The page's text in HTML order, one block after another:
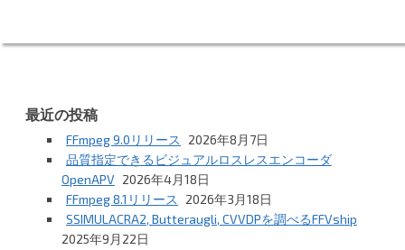
最近の投稿
FFmpeg 9.0リリース
2026年8月7日
品質指定できるビジュアルロスレスエンコーダ
OpenAPV 2026年4月18日
FFmpeg 8.1リリース
2026年3月18日
SSIMULACRA2, Butteraugli, CVVDPを調べるFFVship
2025年9月22日